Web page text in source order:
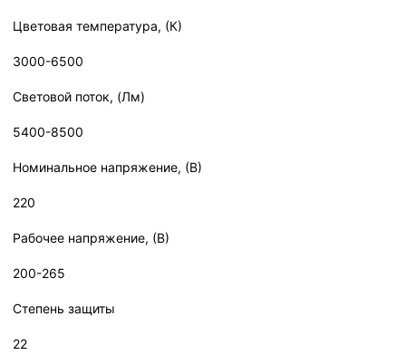
Цветовая температура, (К)
3000-6500
Световой поток, (Лм)
5400-8500
Номинальное напряжение, (В)
220
Рабочее напряжение, (В)
200-265
Степень защиты
22